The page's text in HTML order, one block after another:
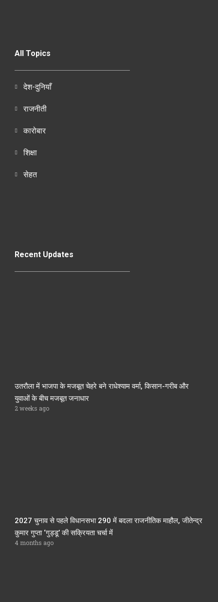
All Topics
देश-दुनियाँ
राजनीती
कारोबार
शिक्षा
सेहत
Recent Updates
उतरौला में भाजपा के मजबूत चेहरे बने राधेश्याम वर्मा, किसान-गरीब और
युवाओं के बीच मजबूत जनाधार
2 weeks ago
2027 चुनाव से पहले विधानसभा 290 में बदला राजनीतिक माहौल, जीतेन्द्र
कुमार गुप्ता ‘गुड्डू’ की सक्रियता चर्चा में
4 months ago